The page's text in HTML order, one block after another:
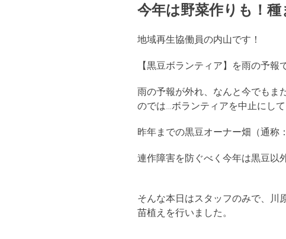
今年は野菜作りも！種
地域再生協働員の内山です！
【黒豆ボランティア】を雨の予報
雨の予報が外れ、なんと今でもま
のでは…ボランティアを中止にし
昨年までの黒豆オーナー畑（通称
連作障害を防ぐべく今年は黒豆以
そんな本日はスタッフのみで、川
苗植えを行いました。